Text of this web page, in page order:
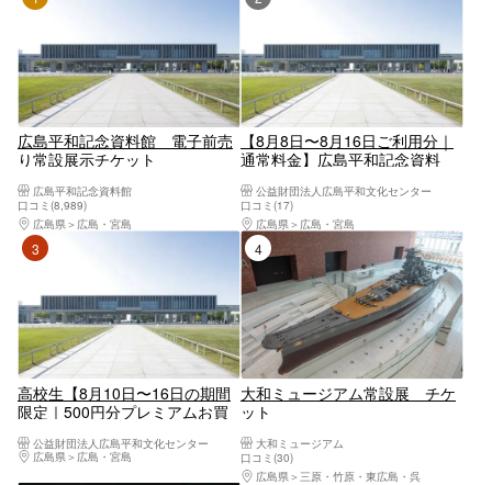
広島平和記念資料館 電子前売
り常設展示チケット
広島平和記念資料館
口コミ(8,989)
広島県
広島・宮島
【8月8日〜8月16日ご利用分｜
通常料金】広島平和記念資料
ト 公益財団法人広島平和文化センター
口コミ(17)
広島県
広島・宮島
高校生【8月10日〜16日の期間
限定｜500円分プレミアムお買
館 電子前売り常設展示チケッ
ト
公益財団法人広島平和文化センター
広島県
広島・宮島
4位
大和ミュージアム常設展 チケ
ット
大和ミュージアム
口コミ(30)
広島県
三原・竹原・東広島・呉